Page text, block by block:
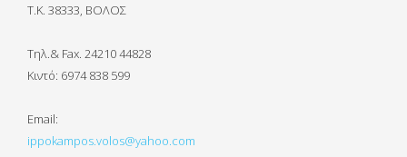
Τ.Κ. 38333, ΒΟΛΟΣ
Τηλ.& Fax. 24210 44828
Κιντό: 6974 838 599
Email:
ippokampos.volos@yahoo.com